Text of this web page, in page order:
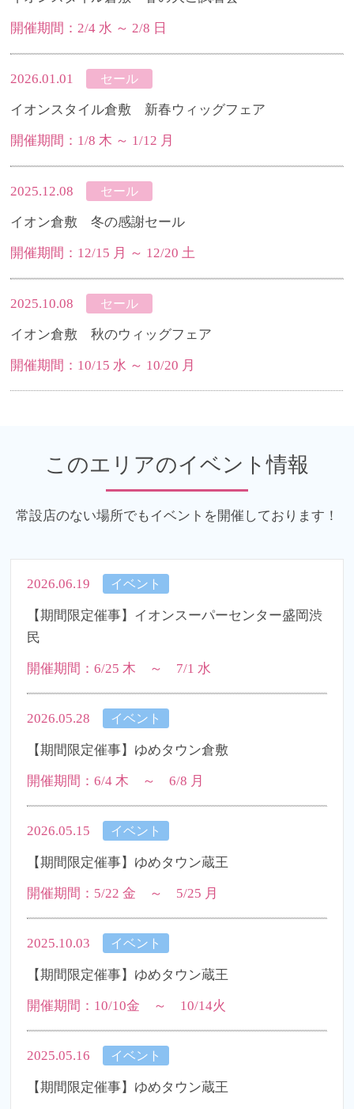
開催期間：2/4 水 ～ 2/8 日
2026.01.01 セール
イオンスタイル倉敷 新春ウィッグフェア
開催期間：1/8 木 ～ 1/12 月
2025.12.08 セール
イオン倉敷 冬の感謝セール
開催期間：12/15 月 ～ 12/20 土
2025.10.08 セール
イオン倉敷 秋のウィッグフェア
開催期間：10/15 水 ～ 10/20 月
このエリアのイベント情報
常設店のない場所でもイベントを開催しております！
2026.06.19 イベント
【期間限定催事】イオンスーパーセンター盛岡渋
民
開催期間：6/25 木 ～ 7/1 水
2026.05.28 イベント
【期間限定催事】ゆめタウン倉敷
開催期間：6/4 木 ～ 6/8 月
2026.05.15 イベント
【期間限定催事】ゆめタウン蔵王
開催期間：5/22 金 ～ 5/25 月
2025.10.03 イベント
【期間限定催事】ゆめタウン蔵王
開催期間：10/10金 ～ 10/14火
2025.05.16 イベント
【期間限定催事】ゆめタウン蔵王